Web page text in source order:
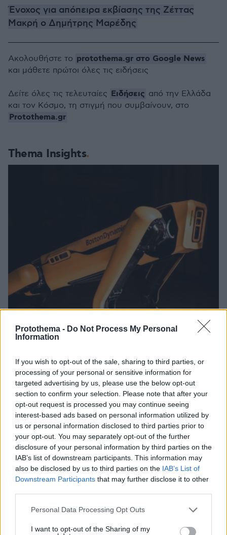
Protothema - Do Not Process My Personal
Information
If you wish to opt-out of the sale, sharing to third parties, or
processing of your personal or sensitive information for
targeted advertising by us, please use the below opt-out
section to confirm your selection. Please note that after your
opt-out request is processed you may continue seeing
interest-based ads based on personal information utilized by
us or personal information disclosed to third parties prior to
your opt-out. You may separately opt-out of the further
disclosure of your personal information by third parties on the
IAB’s list of downstream participants. This information may
also be disclosed by us to third parties on the IAB’s List of
Downstream Participants that may further disclose it to other
Please note that this website/app uses one or more Google
not limited to your visit or usage behaviour. You may click to
Personal Data Processing Opt Outs
I want to opt-out of the Sharing of my
Ένοχος για απόπειρα εκβίασης της Ζέττας
Μακρή ο Δημήτρης Μαρέδης
Thema Insights
Το μέλλον της τεχνολογίας
27.07.2026, 06:00
Η Smart φοιτητική κατοικία στην καρδιά της Αθήνας
Επαγγελματική Εκπαίδευση & Εξειδίκευση: Το Mοντέλο που
σε Bάζει στην Aγορά Eργασίας
26.07.2026, 09:54
Ακολουθήστε το protothema.gr στο Google News
και μάθετε πρώτοι όλες τις ειδήσεις
Δείτε όλες τις τελευταίες Ειδήσεις από την Ελλάδα
και τον Κόσμο, τη στιγμή που συμβαίνουν, στο
Protothema.gr
ΡΟΗ ΕΙΔΗΣΕΩΝ